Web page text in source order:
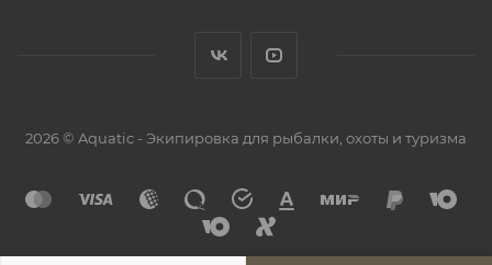
2026 © Aquatic - Экипировка для рыбалки, охоты и туризма